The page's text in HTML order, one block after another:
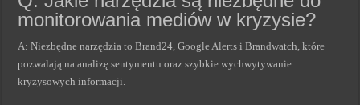
monitorowania mediów w kryzysie?
A: Niezbędne narzędzia to Brand24, Google Alerts i Brandwatch, które
pozwalają na analizę sentymentu oraz szybkie wychwytywanie
kryzysowych informacji.